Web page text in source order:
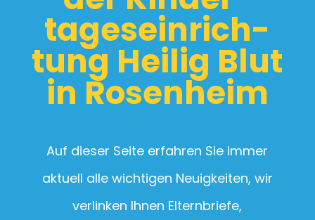
tages­einrich­
tung Heilig Blut
in Rosenheim
Auf dieser Seite erfahren Sie immer
aktuell alle wichtigen Neuigkeiten, wir
verlinken Ihnen Elternbriefe,